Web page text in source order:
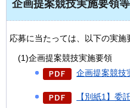
企画提案競技実施要領
応募に当たっては、以下の実施
(1)企画提案競技実施要領
企画提案競技
【別紙1】委